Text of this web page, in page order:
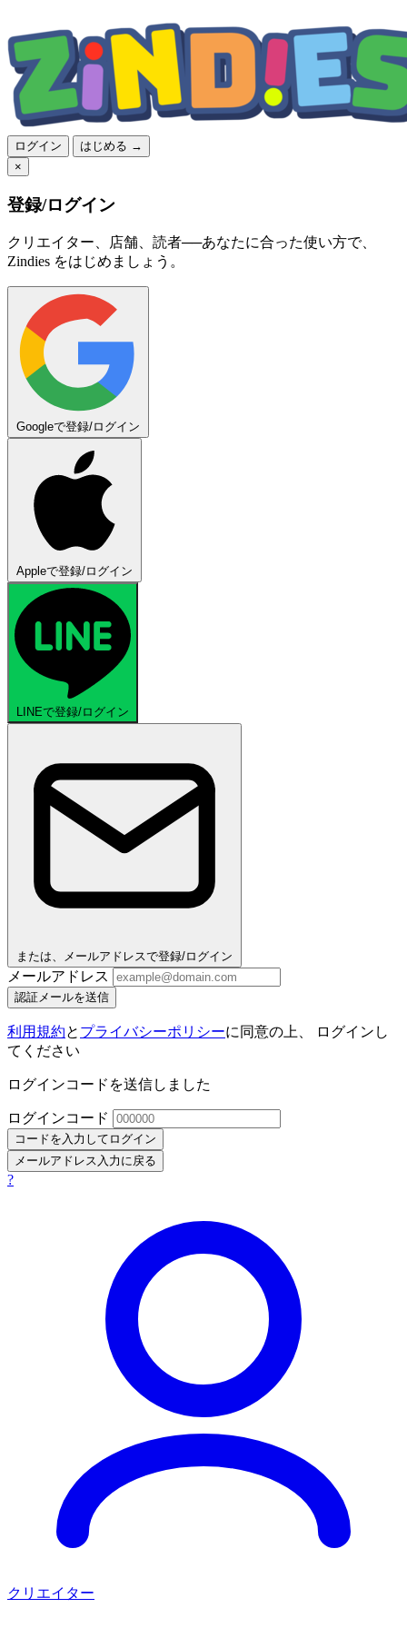
ログイン
はじめる →
×
登録/ログイン
クリエイター、店舗、読者──あなたに合った使い方で、
Zindies をはじめましょう。
Googleで登録/ログイン
Appleで登録/ログイン
LINEで登録/ログイン
または、メールアドレスで登録/ログイン
メールアドレス
認証メールを送信
利用規約と プライバシーポリシーに同意の上、 ログインし
てください
ログインコードを送信しました
ログインコード
コードを入力してログイン
メールアドレス入力に戻る
?
クリエイター